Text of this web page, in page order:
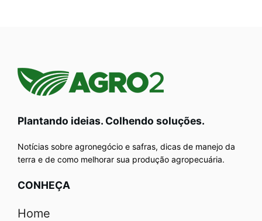
Plantando ideias. Colhendo soluções.
Notícias sobre agronegócio e safras, dicas de manejo da
terra e de como melhorar sua produção agropecuária.
CONHEÇA
Home